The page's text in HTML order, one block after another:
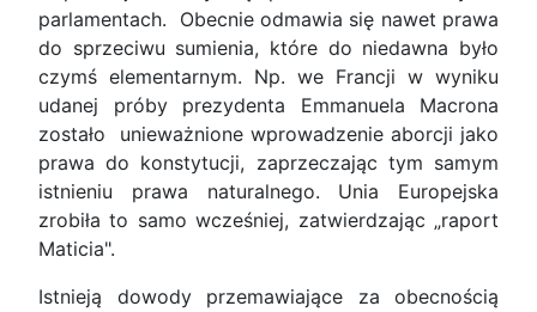
parlamentach. Obecnie odmawia się nawet prawa
do sprzeciwu sumienia, które do niedawna było
czymś elementarnym. Np. we Francji w wyniku
udanej próby prezydenta Emmanuela Macrona
zostało unieważnione wprowadzenie aborcji jako
prawa do konstytucji, zaprzeczając tym samym
istnieniu prawa naturalnego. Unia Europejska
zrobiła to samo wcześniej, zatwierdzając „raport
Maticia".
Istnieją dowody przemawiające za obecnością